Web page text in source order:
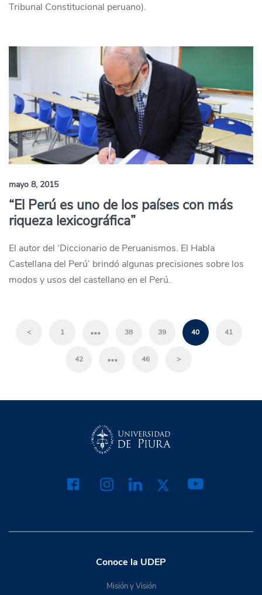
Tribunal Constitucional peruano).
mayo 8, 2015
“El Perú es uno de los países con más
riqueza lexicográfica”
El autor del ‘Diccionario de Peruanismos. El Habla
Castellana del Perú’ brindó algunas precisiones sobre los
modos y usos del castellano en el Perú.
< 1 … 38 39 40 41
42 … 46 >
Conoce la UDEP
Misión y Visión